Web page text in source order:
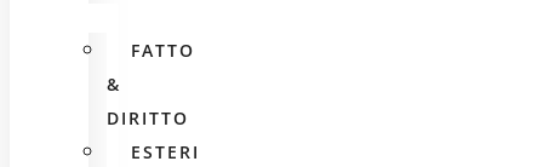
FATTO
&
DIRITTO
ESTERI